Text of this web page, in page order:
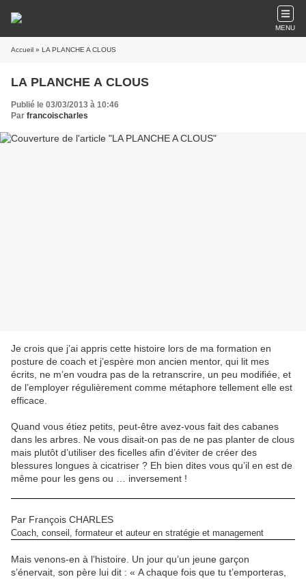
MENU
Accueil » LA PLANCHE A CLOUS
LA PLANCHE A CLOUS
Publié le 03/03/2013 à 10:46
Par francoischarles
Je crois que j’ai appris cette histoire lors de ma formation en
posture de coach et j’espère mon ancien mentor, qui lit mes
écrits, ne m’en voudra pas de la retranscrire, un peu modifiée, et
de l’employer régulièrement comme métaphore tellement elle est
efficace.
Quand vous étiez petits, peut-être avez-vous fait des cabanes
dans les arbres. Ne vous disait-on pas de ne pas planter de clous
mais plutôt d’utiliser des ficelles afin d’éviter de créer des
blessures longues à cicatriser ? Eh bien dites vous qu’il en est de
même pour les gens ou … inversement !
Par François CHARLES
Coach, conseil, formateur et auteur en stratégie et management
Mais venons-en à l’histoire. Un jour qu’un jeune garçon
s’énervait, son père lui dit : « A chaque fois que tu t’emporteras,